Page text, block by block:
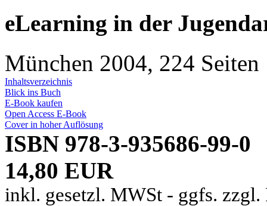
eLearning in der
München 2004, 224 Seiten
Inhaltsverzeichnis
Blick ins Buch
E-Book kaufen
Open Access E-Book
Cover in hoher Auflösung
ISBN 978-3-935686-99-0
14,80 EUR
inkl. gesetzl. MWSt - ggfs. zzgl.